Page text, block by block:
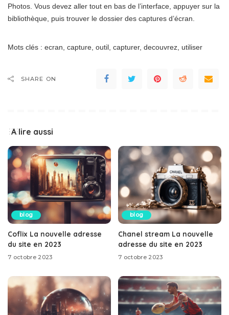
Photos. Vous devez aller tout en bas de l’interface, appuyer sur la
bibliothèque, puis trouver le dossier des captures d’écran.
Mots clés : ecran, capture, outil, capturer, decouvrez, utiliser
SHARE ON
A lire aussi
blog
Coflix La nouvelle adresse
du site en 2023
7 octobre 2023
blog
Chanel stream La nouvelle
adresse du site en 2023
7 octobre 2023